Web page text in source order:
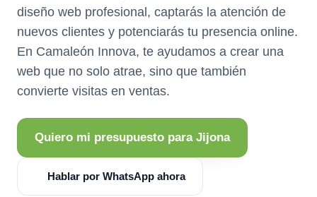
diseño web profesional, captarás la atención de
nuevos clientes y potenciarás tu presencia online.
En Camaleón Innova, te ayudamos a crear una
web que no solo atrae, sino que también
convierte visitas en ventas.
Quiero mi presupuesto para Jijona
Hablar por WhatsApp ahora